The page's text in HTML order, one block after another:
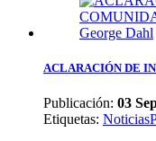
ACLARACIÓN DE
Publicación: 03
Etiquetas: Noticias